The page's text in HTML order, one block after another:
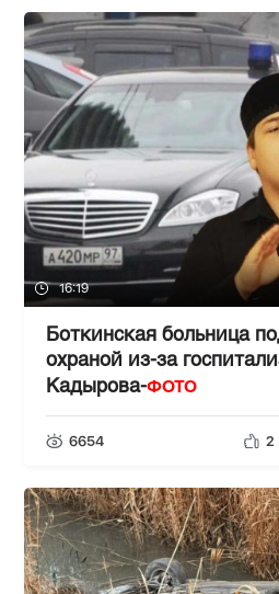
16:19
Боткинская больница
охраной из-за
Кадырова-ФОТО
6654 2